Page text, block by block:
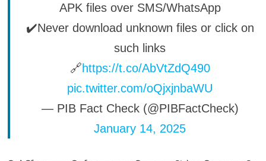
APK files over SMS/WhatsApp
✔️Never download unknown files or click on
such links
🔗https://t.co/AbVtZdQ490
pic.twitter.com/oQjxjnbaWU
— PIB Fact Check (@PIBFactCheck)
January 14, 2025